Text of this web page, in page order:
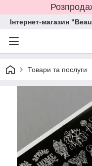
Інтернет-магазин
Товари та послуги